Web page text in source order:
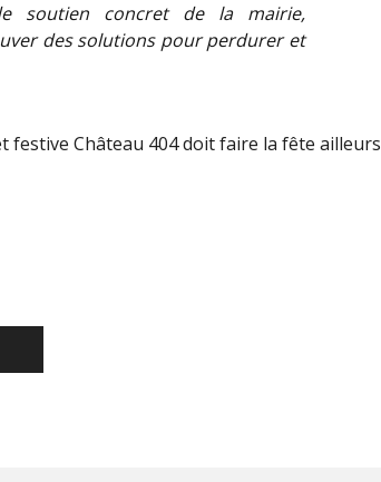
soutien concret de la mairie,
des solutions pour perdurer et
festive Château 404 doit faire la fête ailleurs